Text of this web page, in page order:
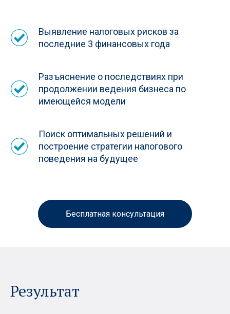
Выявление налоговых рисков за
последние 3 финансовых года
Разъяснение о последствиях при
продолжении ведения бизнеса по
имеющейся модели
Поиск оптимальных решений и
построение стратегии налогового
поведения на будущее
Бесплатная консультация
Результат